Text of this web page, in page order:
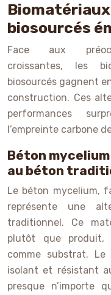
biosourcés
Face aux
croissantes, les
biosourcés gagnent
construction. Ces
performances
l’empreinte carbone
Béton
au béton
Le béton mycelium,
représente une
traditionnel. Ce
plutôt que produit,
comme substrat.
isolant et résistant
presque n’importe